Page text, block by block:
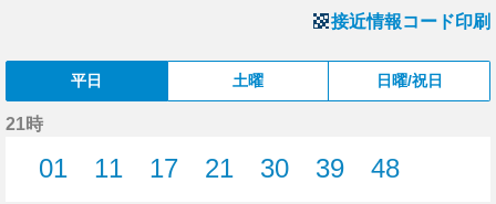
接近情報コード印刷
平日 土曜 日曜/祝日
21時
01
11
17
21
30
39
48